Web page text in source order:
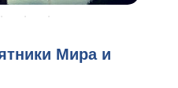
Мира и